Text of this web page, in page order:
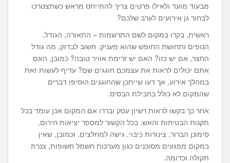
מבעוד מועד ולאילו פרטים צריך להתייחס מראש כשתצטרכו
לבחור גן אירועים לערב שלכם?
ראשית, בקרו במקום לשם התרשמות – התאורה, הגודל,
הנופים ותחושת החופש שהוא מעניק. חשוב לבדוק, מה גודל
החצר, אם יש כזו? האם יש זרימת אוויר טובה? כמובן, האם
אתם יכולים לראות את עצמכם חוגגים שם? עדיף לעשות זאת
במהלך אירוע, אך דעו שייתכן שהחוגגים הוסיפו דברים
שהמקום לא כולל בחבילת הבסיס.
אחר כך בקשו לראות רשיון עסק ובררו אם המקום אכן עומד בכל
תקנות הבטיחות והאש, בכל הקשור למספר יציאות חירום,
סימונן הברור, צינורות כיבוי, גישה למחלצים, וכמובן, שאין
במקום מפגעים מסוכנים כגון מערכות חשמל חשופות, צנרת
תקולה וכדומה.